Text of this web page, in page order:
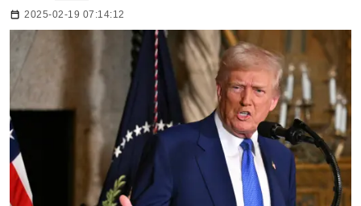
2025-02-19 07:14:12